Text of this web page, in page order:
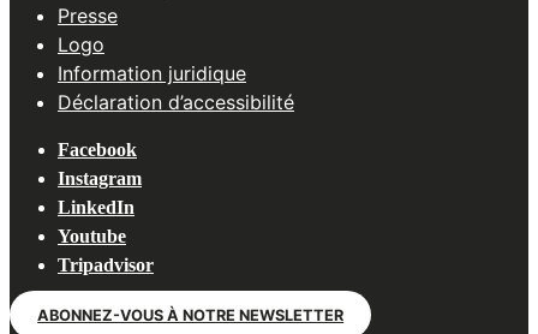
Presse
Logo
Information juridique
Déclaration d’accessibilité
Facebook
Instagram
LinkedIn
Youtube
Tripadvisor
ABONNEZ-VOUS À NOTRE NEWSLETTER